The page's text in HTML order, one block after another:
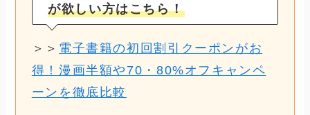
が欲しい方はこちら！
＞＞ 電子書籍の初回割引クーポンがお
得！漫画半額や70・80%オフキャンペ
ーンを徹底比較